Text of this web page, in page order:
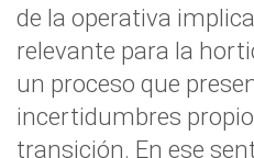
de la operativa
relevante para la
un proceso que
incertidumbres
transición. En ese